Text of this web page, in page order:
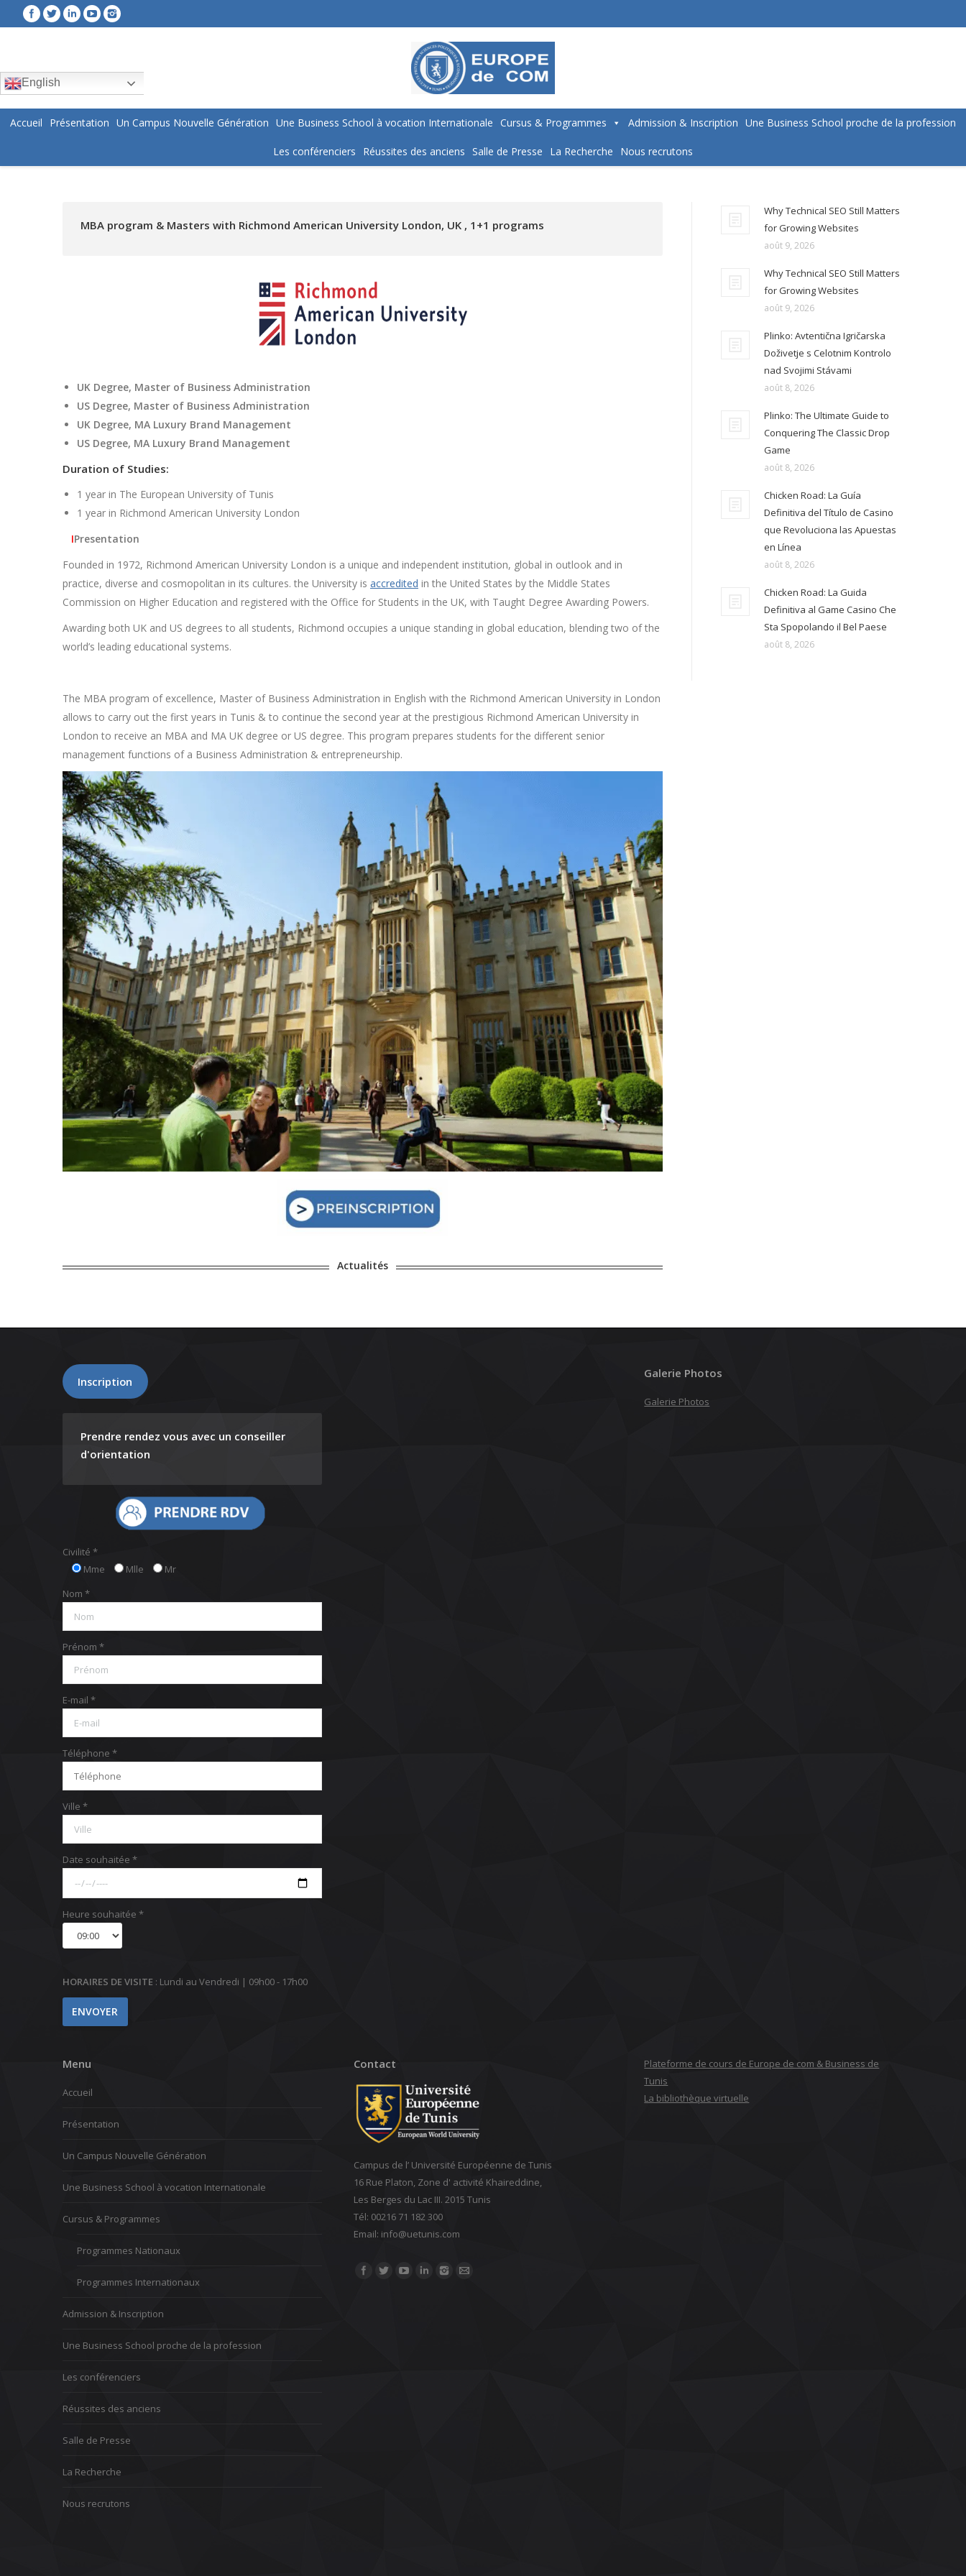
Accueil Présentation Un Campus Nouvelle Génération Une Business School à vocation Internationale Cursus & Programmes Admission & Inscription Une Business School proche de la profession
Les conférenciers Réussites des anciens Salle de Presse La Recherche Nous recrutons
MBA program & Masters with Richmond American University London, UK , 1+1 programs
UK Degree, Master of Business Administration
US Degree, Master of Business Administration
UK Degree, MA Luxury Brand Management
US Degree, MA Luxury Brand Management
Duration of Studies:
1 year in The European University of Tunis
1 year in Richmond American University London
IPresentation
Founded in 1972, Richmond American University London is a unique and independent institution, global in outlook and in
practice, diverse and cosmopolitan in its cultures. the University is accredited in the United States by the Middle States
Commission on Higher Education and registered with the Office for Students in the UK, with Taught Degree Awarding Powers.
Awarding both UK and US degrees to all students, Richmond occupies a unique standing in global education, blending two of the
world’s leading educational systems.
The MBA program of excellence, Master of Business Administration in English with the Richmond American University in London
allows to carry out the first years in Tunis & to continue the second year at the prestigious Richmond American University in
London to receive an MBA and MA UK degree or US degree. This program prepares students for the different senior
management functions of a Business Administration & entrepreneurship.
Actualités
Why Technical SEO Still Matters
for Growing Websites
août 9, 2026
Why Technical SEO Still Matters
for Growing Websites
août 9, 2026
Plinko: Avtentična Igričarska
Doživetje s Celotnim Kontrolo
nad Svojimi Stávami
août 8, 2026
Plinko: The Ultimate Guide to
Conquering The Classic Drop
Game
août 8, 2026
Chicken Road: La Guía
Definitiva del Título de Casino
que Revoluciona las Apuestas
en Línea
août 8, 2026
Chicken Road: La Guida
Definitiva al Game Casino Che
Sta Spopolando il Bel Paese
août 8, 2026
Inscription
Prendre rendez vous avec un conseiller
d'orientation
Civilité *
Mme
Mlle
Mr
Nom *
Prénom *
E-mail *
Téléphone *
Ville *
Date souhaitée *
Heure souhaitée *
HORAIRES DE VISITE : Lundi au Vendredi | 09h00 - 17h00
Galerie Photos
Galerie Photos
Menu
Accueil
Présentation
Un Campus Nouvelle Génération
Une Business School à vocation Internationale
Cursus & Programmes
Programmes Nationaux
Programmes Internationaux
Admission & Inscription
Une Business School proche de la profession
Les conférenciers
Réussites des anciens
Salle de Presse
La Recherche
Nous recrutons
Contact
Campus de l’ Université Européenne de Tunis
16 Rue Platon, Zone d' activité Khaireddine,
Les Berges du Lac III. 2015 Tunis
Tél: 00216 71 182 300
Email: ‎info@uetunis.com
Find us on:
Plateforme de cours de Europe de com & Business de
Tunis
La bibliothèque virtuelle
English